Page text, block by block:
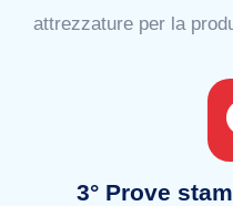
attrezzature per la
3° Prove